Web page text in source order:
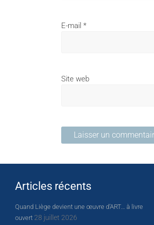
E-mail *
Site web
Articles récents
Quand Liège devient une œuvre d’ART… à livre
ouvert 28 juillet 2026